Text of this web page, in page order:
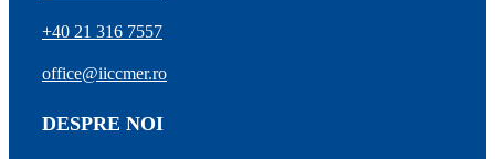
+40 21 316 7557
office@iiccmer.ro
DESPRE NOI